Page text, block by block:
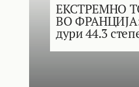
ЕКСТРЕМНО
ВО
дури 44.3